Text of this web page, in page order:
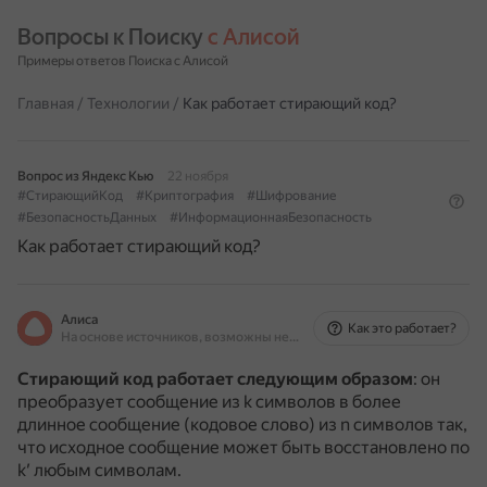
Вопросы к Поиску с Алисой
Примеры ответов Поиска с Алисой
Главная / Технологии / Как работает стирающий код?
Вопрос из Яндекс Кью
22 ноября
#СтирающийКод
#Криптография
#Шифрование
#БезопасностьДанных
#ИнформационнаяБезопасность
Как работает стирающий код?
Алиса
На основе источников, возможны неточности
Как это работает?
Стирающий код работает следующим образом: он
преобразует сообщение из k символов в более
длинное сообщение (кодовое слово) из n символов так,
что исходное сообщение может быть восстановлено по
k′ любым символам.